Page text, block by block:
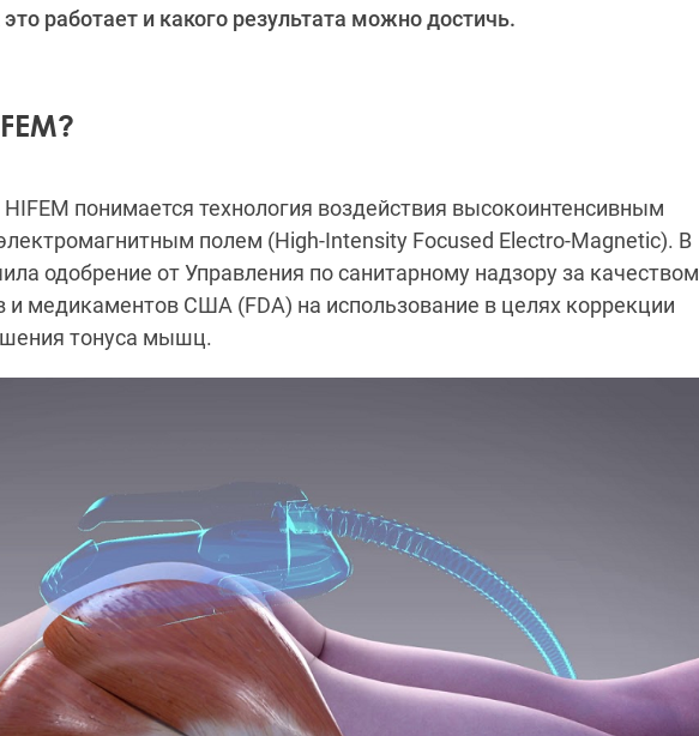
работает и какого результата можно достичь.
понимается технология воздействия высокоинтенсивным
полем (High-Intensity Focused Electro-Magnetic). В
одобрение от Управления по санитарному надзору за качеством
и медикаментов США (FDA) на использование в целях коррекции
тонуса мышц.